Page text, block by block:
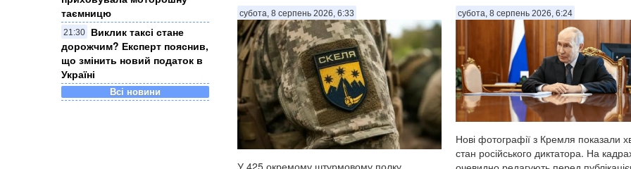
таємницю
21:30
Виклик таксі стане
дорожчим? Експерт пояснив,
що змінить новий податок в
Україні
Всі новини
субота, 8 серпень 2026, 6:33 субота, 8 серпень 2026, 6:24
Нові фотографії з Кремля показали
стан російського диктатора. На